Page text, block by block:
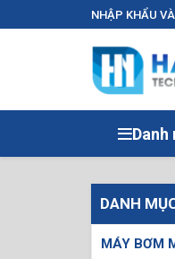
NHẬP KHẨU
Danh
DANH
MÁY BƠM